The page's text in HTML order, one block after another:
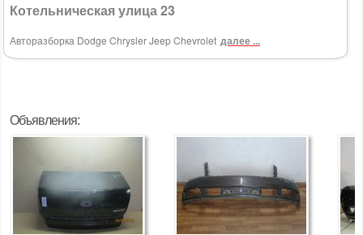
Объявления:
Котельническая улица 23
Авторазборка Dodge Chrysler Jeep Chevrolet далее ...